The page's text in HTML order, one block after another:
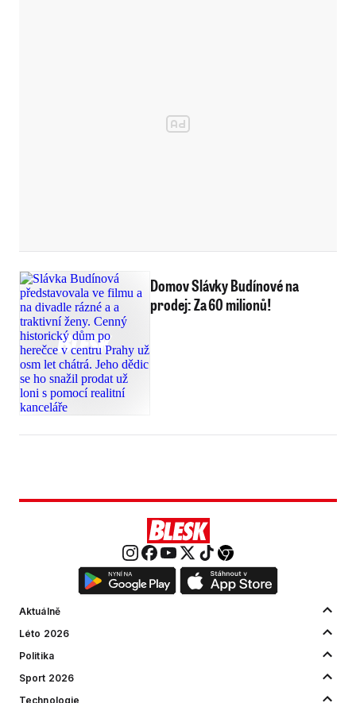
Domov Slávky Budínové na
prodej: Za 60 milionů!
Aktuálně
Léto 2026
Politika
Sport 2026
Technologie